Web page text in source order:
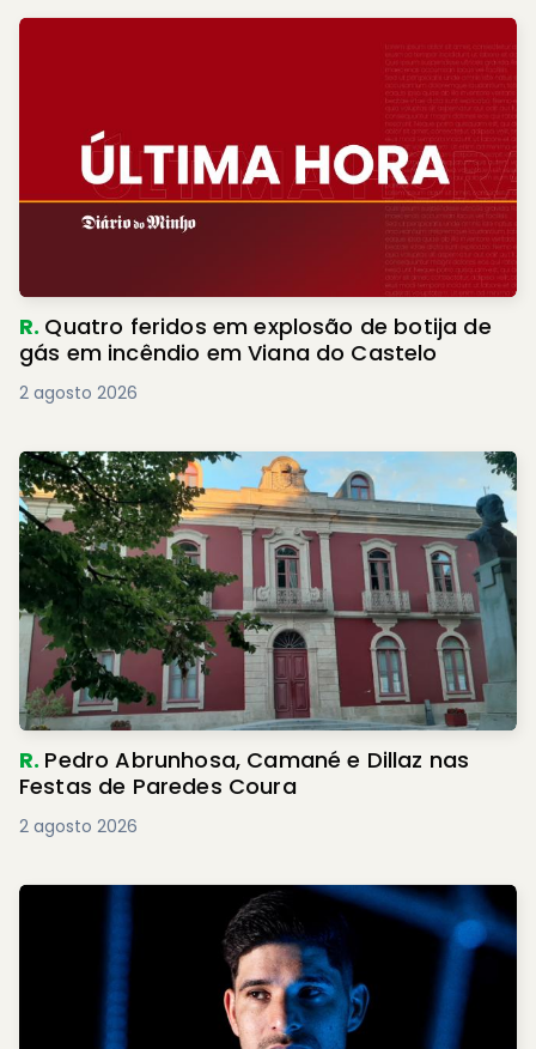
R. Quatro feridos em explosão de botija de
gás em incêndio em Viana do Castelo
2 agosto 2026
R. Pedro Abrunhosa, Camané e Dillaz nas
Festas de Paredes Coura
2 agosto 2026